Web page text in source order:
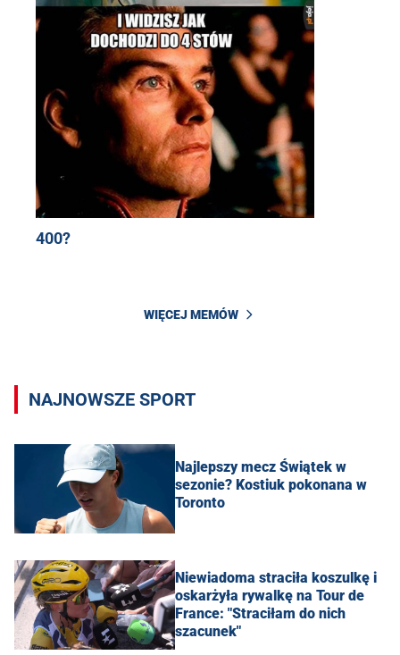
400?
WIĘCEJ MEMÓW
NAJNOWSZE SPORT
Najlepszy mecz Świątek w
sezonie? Kostiuk pokonana w
Toronto
Niewiadoma straciła koszulkę i
oskarżyła rywalkę na Tour de
France: "Straciłam do nich
szacunek"